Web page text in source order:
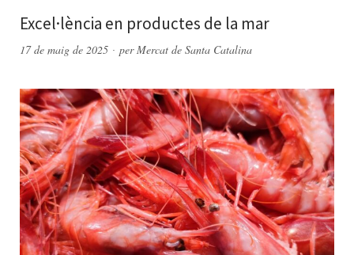
Excel·lència en productes de la mar
17 de maig de 2025 per Mercat de Santa Catalina